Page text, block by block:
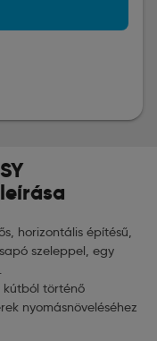
horizontális építésű,
szeleppel, egy
kútból történő
nyomásnöveléséhez